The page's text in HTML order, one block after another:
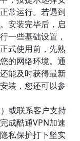
常运行。若遇到
安装完毕后，启
一些基础设置，
式使用前，先熟
的网络环境。通
能及时获得最新
装，您还可以参
或联系客户支持
成酷通VPN加速
私保护打下坚实